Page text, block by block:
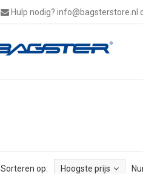
Hulp nodig? info@bagsterstore.nl
Sorteren op: Hoogste prijs